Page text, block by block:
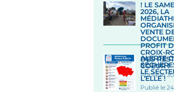
! LE
2026, LA
VENTE
PROFIT
CROIX-
DES
COEUR !
Publié le
ALERTE
LE
L’ELLÉ !
Publié le